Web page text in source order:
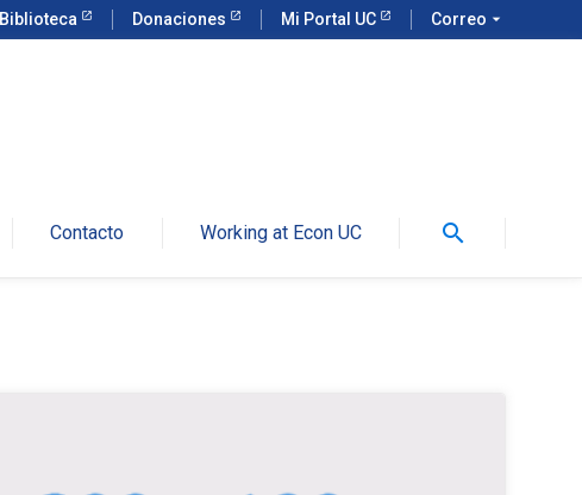
Biblioteca Donaciones Mi Portal UC Correo arrow_drop_down
Contacto Working at Econ UC search